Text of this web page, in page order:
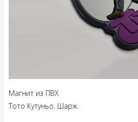
Магнит из ПВХ
Тото Кутуньо. Шарж.